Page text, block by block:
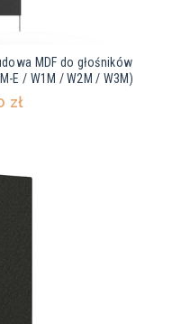
MDF do głośników
E / W1M / W2M / W3M)
zł